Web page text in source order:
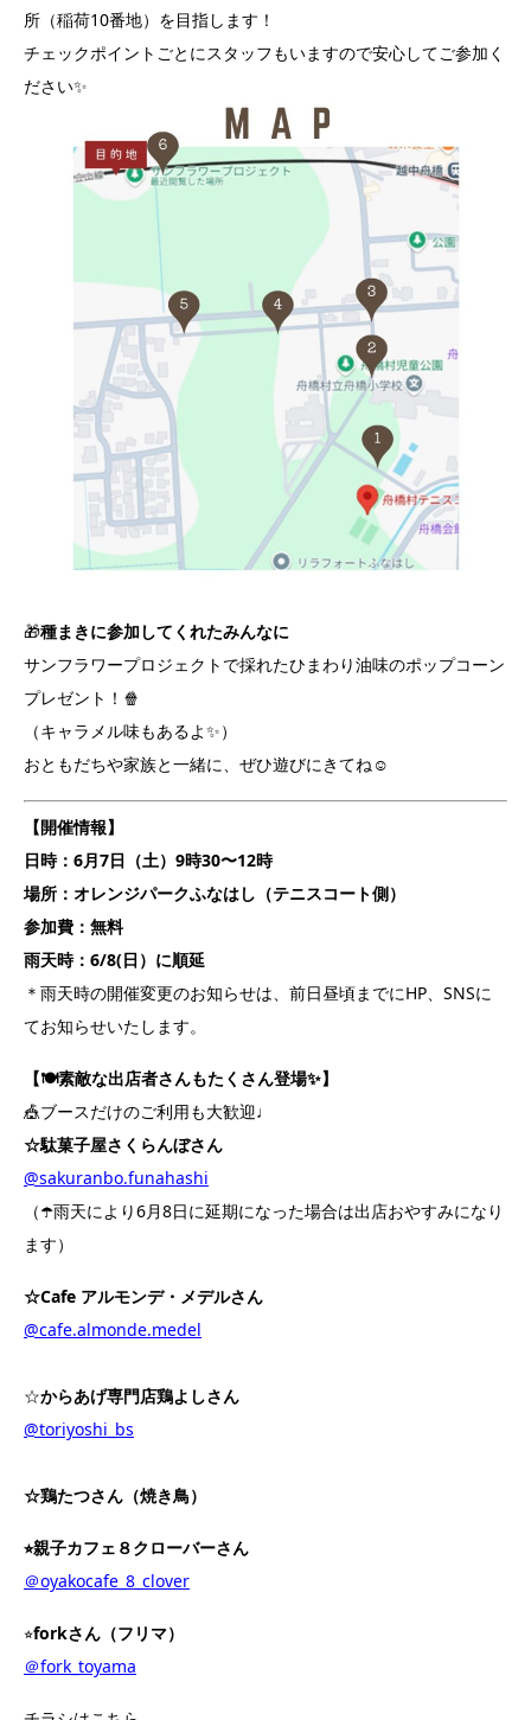
所（稲荷10番地）を目指します！
チェックポイントごとにスタッフもいますので安心してご参加く
ださい✨
🎁種まきに参加してくれたみんなに
サンフラワープロジェクトで採れたひまわり油味のポップコーン
プレゼント！🍿
（キャラメル味もあるよ✨）
おともだちや家族と一緒に、ぜひ遊びにきてね☺️
【開催情報】
日時：6月7日（土）9時30〜12時
場所：オレンジパークふなはし（テニスコート側）
参加費：無料
雨天時：6/8(日）に順延
＊雨天時の開催変更のお知らせは、前日昼頃までにHP、SNSに
てお知らせいたします。
【🍽素敵な出店者さんもたくさん登場✨】
🎪ブースだけのご利用も大歓迎♩
☆駄菓子屋さくらんぼさん
@sakuranbo.funahashi
（☂️雨天により6月8日に延期になった場合は出店おやすみになり
ます）
☆Cafe アルモンデ・メデルさん
@cafe.almonde.medel
☆からあげ専門店鶏よしさん
@toriyoshi_bs
☆鶏たつさん（焼き鳥）
⭐︎親子カフェ８クローバーさん
＠oyakocafe_8_clover
⭐︎forkさん（フリマ）
＠fork_toyama